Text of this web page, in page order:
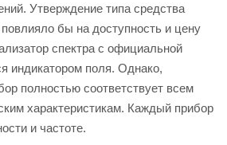
Утверждение типа средства
повлияло бы на доступность и цену
спектра с официальной
индикатором поля. Однако,
полностью соответствует всем
характеристикам. Каждый прибор
и частоте.